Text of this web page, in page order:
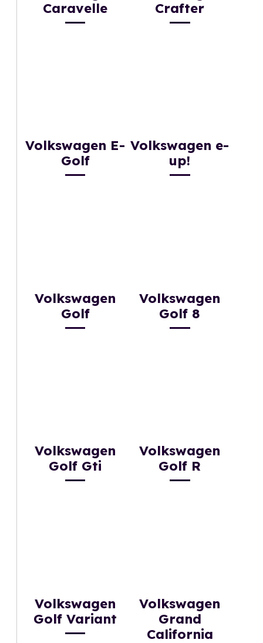
Caravelle
Crafter
Volkswagen E-
Golf
Volkswagen e-
up!
Volkswagen
Golf
Volkswagen
Golf 8
Volkswagen
Golf Gti
Volkswagen
Golf R
Volkswagen
Golf Variant
Volkswagen
Grand
California